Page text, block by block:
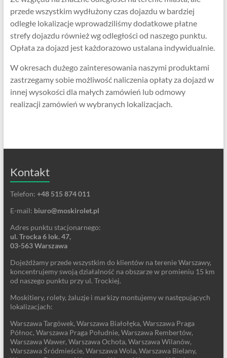
przede wszystkim wydłużony czas dojazdu w bardziej
odległe lokalizacje wprowadziliśmy dodatkowe płatne
strefy dojazdu również wg odległości od naszego punktu.
Opłata za dojazd jest każdorazowo ustalana indywidualnie.
W okresach dużego zainteresowania naszymi produktami
zastrzegamy sobie możliwość naliczenia opłaty za dojazd w
innej wysokości dla małych zamówień lub odmowy
realizacji zamówień w wybranych lokalizacjach.
Kontakt
Telefon: +48 515 874 011
E-mail: biuro@moskirolet.pl
Adres punktu stacjonarnego:
ul. Trocka 6 lok. 47,
03-563 Warszawa
Dojeżdżamy przede wszystkim do klientów na terenie Warszawy,
koncentrujemy swoją działalność na obszarze w promieniu 15 km
od naszego punktu przy ul. Trockiej.
Moskitiery, rolety, żaluzje i markizy montujemy w następujących
lokalizacjach:
Warszawa Targówek, Warszawa Białołęka, Warszawa Praga
Północ, Warszawa Praga Południe, Warszawa Rembertów,
Warszawa Wawer, Warszawa Ochota, Warszawa Wilanów,
Warszawa Śródmieście, Warszawa Wola, Warszawa Bielany,